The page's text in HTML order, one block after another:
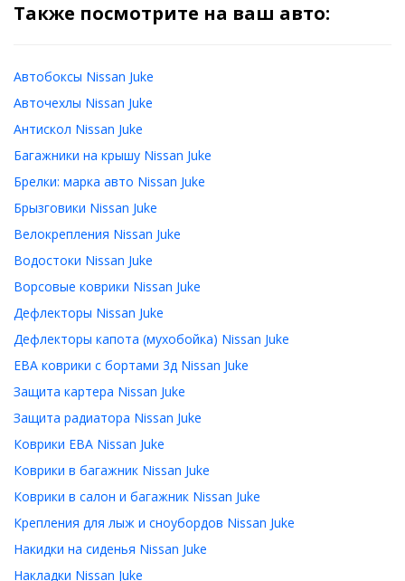
Также посмотрите на ваш авто:
Автобоксы Nissan Juke
Авточехлы Nissan Juke
Антискол Nissan Juke
Багажники на крышу Nissan Juke
Брелки: марка авто Nissan Juke
Брызговики Nissan Juke
Велокрепления Nissan Juke
Водостоки Nissan Juke
Ворсовые коврики Nissan Juke
Дефлекторы Nissan Juke
Дефлекторы капота (мухобойка) Nissan Juke
ЕВА коврики с бортами 3д Nissan Juke
Защита картера Nissan Juke
Защита радиатора Nissan Juke
Коврики ЕВА Nissan Juke
Коврики в багажник Nissan Juke
Коврики в салон и багажник Nissan Juke
Крепления для лыж и сноубордов Nissan Juke
Накидки на сиденья Nissan Juke
Накладки Nissan Juke